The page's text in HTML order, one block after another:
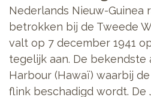
Nederlands Nieuw-Guinea
betrokken bij de Tweede
valt op 7 december 1941
tegelijk aan. De bekendste
Harbour (Hawaï) waarbij
flink beschadigd wordt. De